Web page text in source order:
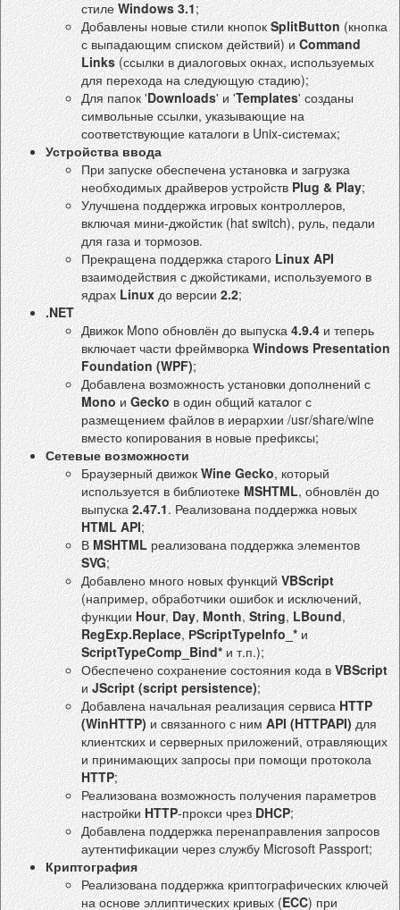
стилеWindows 3.1;
Добавлены новые стили кнопокSplitButton(кнопка
с выпадающим списком действий) иCommand
Links(ссылки в диалоговых окнах, используемых
для перехода на следующую стадию);
Для папок 'Downloads' и 'Templates' созданы
символьные ссылки, указывающие на
соответствующие каталоги в Unix-системах;
Устройства ввода
При запуске обеспечена установка и загрузка
необходимых драйверов устройствPlug & Play;
Улучшена поддержка игровых контроллеров,
включая мини-джойстик (hat switch), руль, педали
для газа и тормозов.
Прекращена поддержка старогоLinux API
взаимодействия с джойстиками, используемого в
ядрахLinuxдо версии2.2;
.NET
Движок Mono обновлён до выпуска4.9.4и теперь
включает части фреймворкаWindows Presentation
Foundation (WPF);
Добавлена возможность установки дополнений с
MonoиGeckoв один общий каталог с
размещением файлов в иерархии /usr/share/wine
вместо копирования в новые префиксы;
Сетевые возможности
Браузерный движокWine Gecko, который
используется в библиотекеMSHTML, обновлён до
выпуска2.47.1. Реализована поддержка новых
HTML API;
ВMSHTMLреализована поддержка элементов
SVG;
Добавлено много новых функцийVBScript
(например, обработчики ошибок и исключений,
функцииHour,Day,Month,String,LBound,
RegExp.Replace,РScriptTypeInfo_*и
ScriptTypeComp_Bind*и т.п.);
Обеспечено сохранение состояния кода вVBScript
иJScript (script persistence);
Добавлена начальная реализация сервисаHTTP
(WinHTTP)и связанного с нимAPI (HTTPAPI)для
клиентских и серверных приложений, отравляющих
и принимающих запросы при помощи протокола
HTTP;
Реализована возможность получения параметров
настройкиHTTP-прокси чрезDHCP;
Добавлена поддержка перенаправления запросов
аутентификации через службу Microsoft Passport;
Криптография
Реализована поддержка криптографических ключей
на основе эллиптических кривых (ECC) при